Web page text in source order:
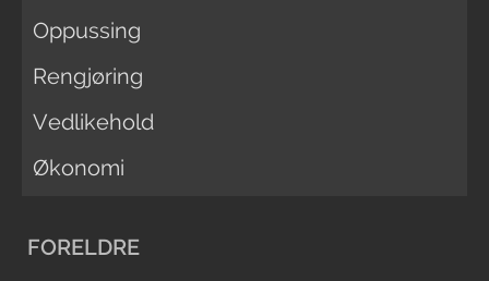
Oppussing
Rengjøring
Vedlikehold
Økonomi
FORELDRE